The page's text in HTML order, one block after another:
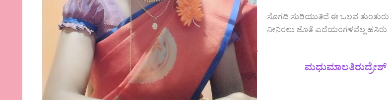
ಸೊಗದಿ ಸುರಿಯುತಿದೆ ಈ ಒಲವ ತುಂತುರು
ನೀನಿರಲು ಜೊತೆ ಎದೆಯಂಗಳವೆಲ್ಲ ಹಸಿರು
ಮಧುಮಾಲತಿರುದ್ರೇಶ್